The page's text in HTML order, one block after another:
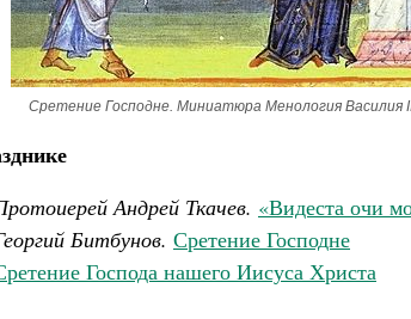
Сретение Господне. Миниатюра Менология Василия
Андрей Ткачев. «Видеста очи
Битбунов. Сретение Господне
Господа нашего Иисуса Христа